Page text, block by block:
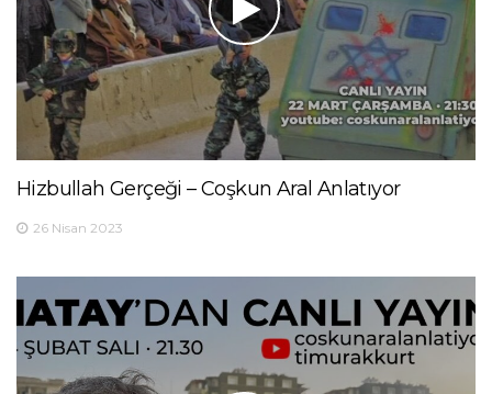
Hizbullah Gerçeği – Coşkun Aral Anlatıyor
26 Nisan 2023